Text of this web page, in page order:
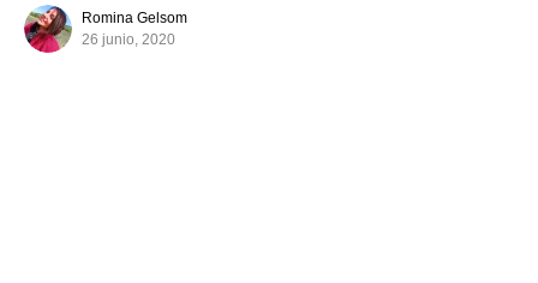
Romina Gelsom
26 junio, 2020